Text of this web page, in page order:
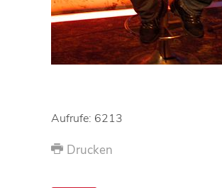
Aufrufe: 6213
Drucken